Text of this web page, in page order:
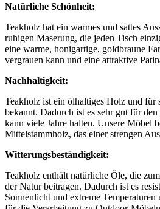
Natürliche Schönheit:
Teakholz hat ein warmes und sattes
ruhigen Maserung, die jeden Tisch
eine warme, honigartige, goldbraune
vergrauen kann und eine attraktive
Nachhaltigkeit:
Teakholz ist ein ölhaltiges Holz und für
bekannt. Dadurch ist es sehr gut für
kann viele Jahre halten. Unsere Möbel
Mittelstammholz, das einer strengen
Witterungsbeständigkeit:
Teakholz enthält natürliche Öle, die
der Natur beitragen. Dadurch ist es
Sonnenlicht und extreme Temperaturen